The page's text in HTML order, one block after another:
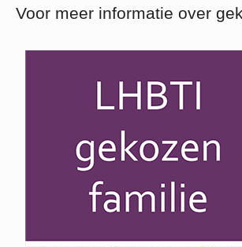
Voor meer informatie over